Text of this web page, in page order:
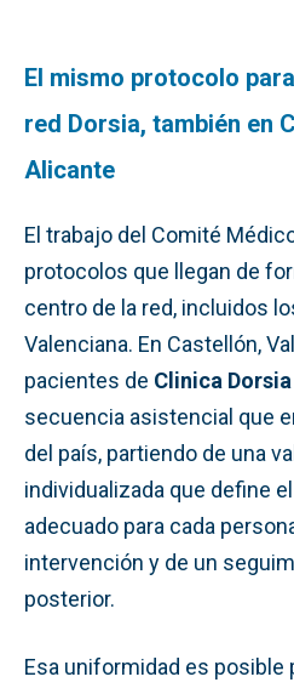
El mismo protocolo
red Dorsia, también en
Alicante
El trabajo del Comité
protocolos que llegan de
centro de la red, incluidos
Valenciana. En Castellón,
pacientes de Clinica Dorsia
secuencia asistencial que
del país, partiendo de una
individualizada que define
adecuado para cada
intervención y de un
posterior.
Esa uniformidad es posible